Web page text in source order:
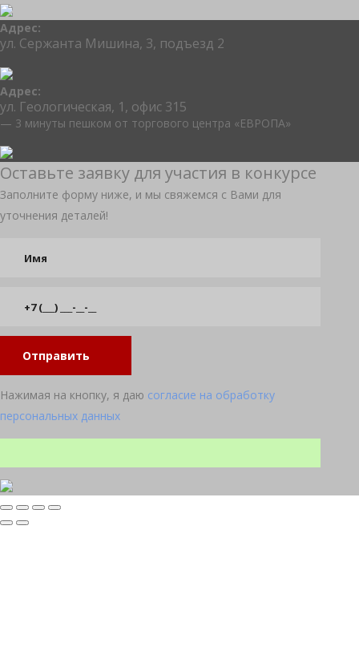
Адрес:
ул. Сержанта Мишина, 3, подъезд 2
Адрес:
ул. Геологическая, 1, офис 315
— 3 минуты пешком от торгового центра «ЕВРОПА»
Оставьте заявку для участия в конкурсе
Заполните форму ниже, и мы свяжемся с Вами для
уточнения деталей!
Отправить
Нажимая на кнопку, я даю согласие на обработку
персональных данных
Прокрутка
вверх